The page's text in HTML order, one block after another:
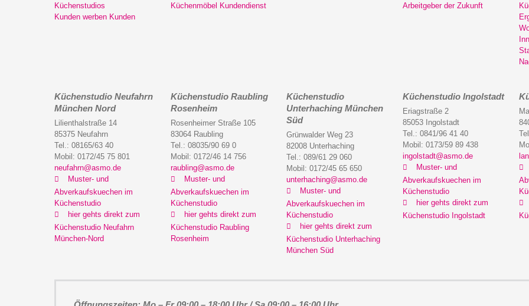
Küchenstudios
Kunden werben Kunden
Küchenmöbel Kundendienst
Arbeitgeber der Zukunft
Küchenstudio Neufahrn
München Nord
Lilienthalstraße 14
85375 Neufahrn
Tel.: 08165/63 40
Mobil: 0172/45 75 801
neufahrn@asmo.de
Muster- und
Abverkaufskuechen im
Küchenstudio
hier gehts direkt zum
Küchenstudio Neufahrn
München-Nord
Küchenstudio Raubling
Rosenheim
Rosenheimer Straße 105
83064 Raubling
Tel.: 08035/90 69 0
Mobil: 0172/46 14 756
raubling@asmo.de
Muster- und
Abverkaufskuechen im
Küchenstudio
hier gehts direkt zum
Küchenstudio Raubling
Rosenheim
Küchenstudio
Unterhaching München
Süd
Grünwalder Weg 23
82008 Unterhaching
Tel.: 089/61 29 060
Mobil: 0172/45 65 650
unterhaching@asmo.de
Muster- und
Abverkaufskuechen im
Küchenstudio
hier gehts direkt zum
Küchenstudio Unterhaching
München Süd
Küchenstudio Ingolstadt
Eriagstraße 2
85053 Ingolstadt
Tel.: 0841/96 41 40
Mobil: 0173/59 89 438
ingolstadt@asmo.de
Muster- und
Abverkaufskuechen im
Küchenstudio
hier gehts direkt zum
Küchenstudio Ingolstadt